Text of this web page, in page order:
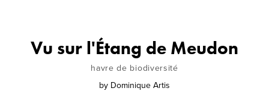
Vu sur l'Étang de Meudon
havre de biodiversité
by Dominique Artis